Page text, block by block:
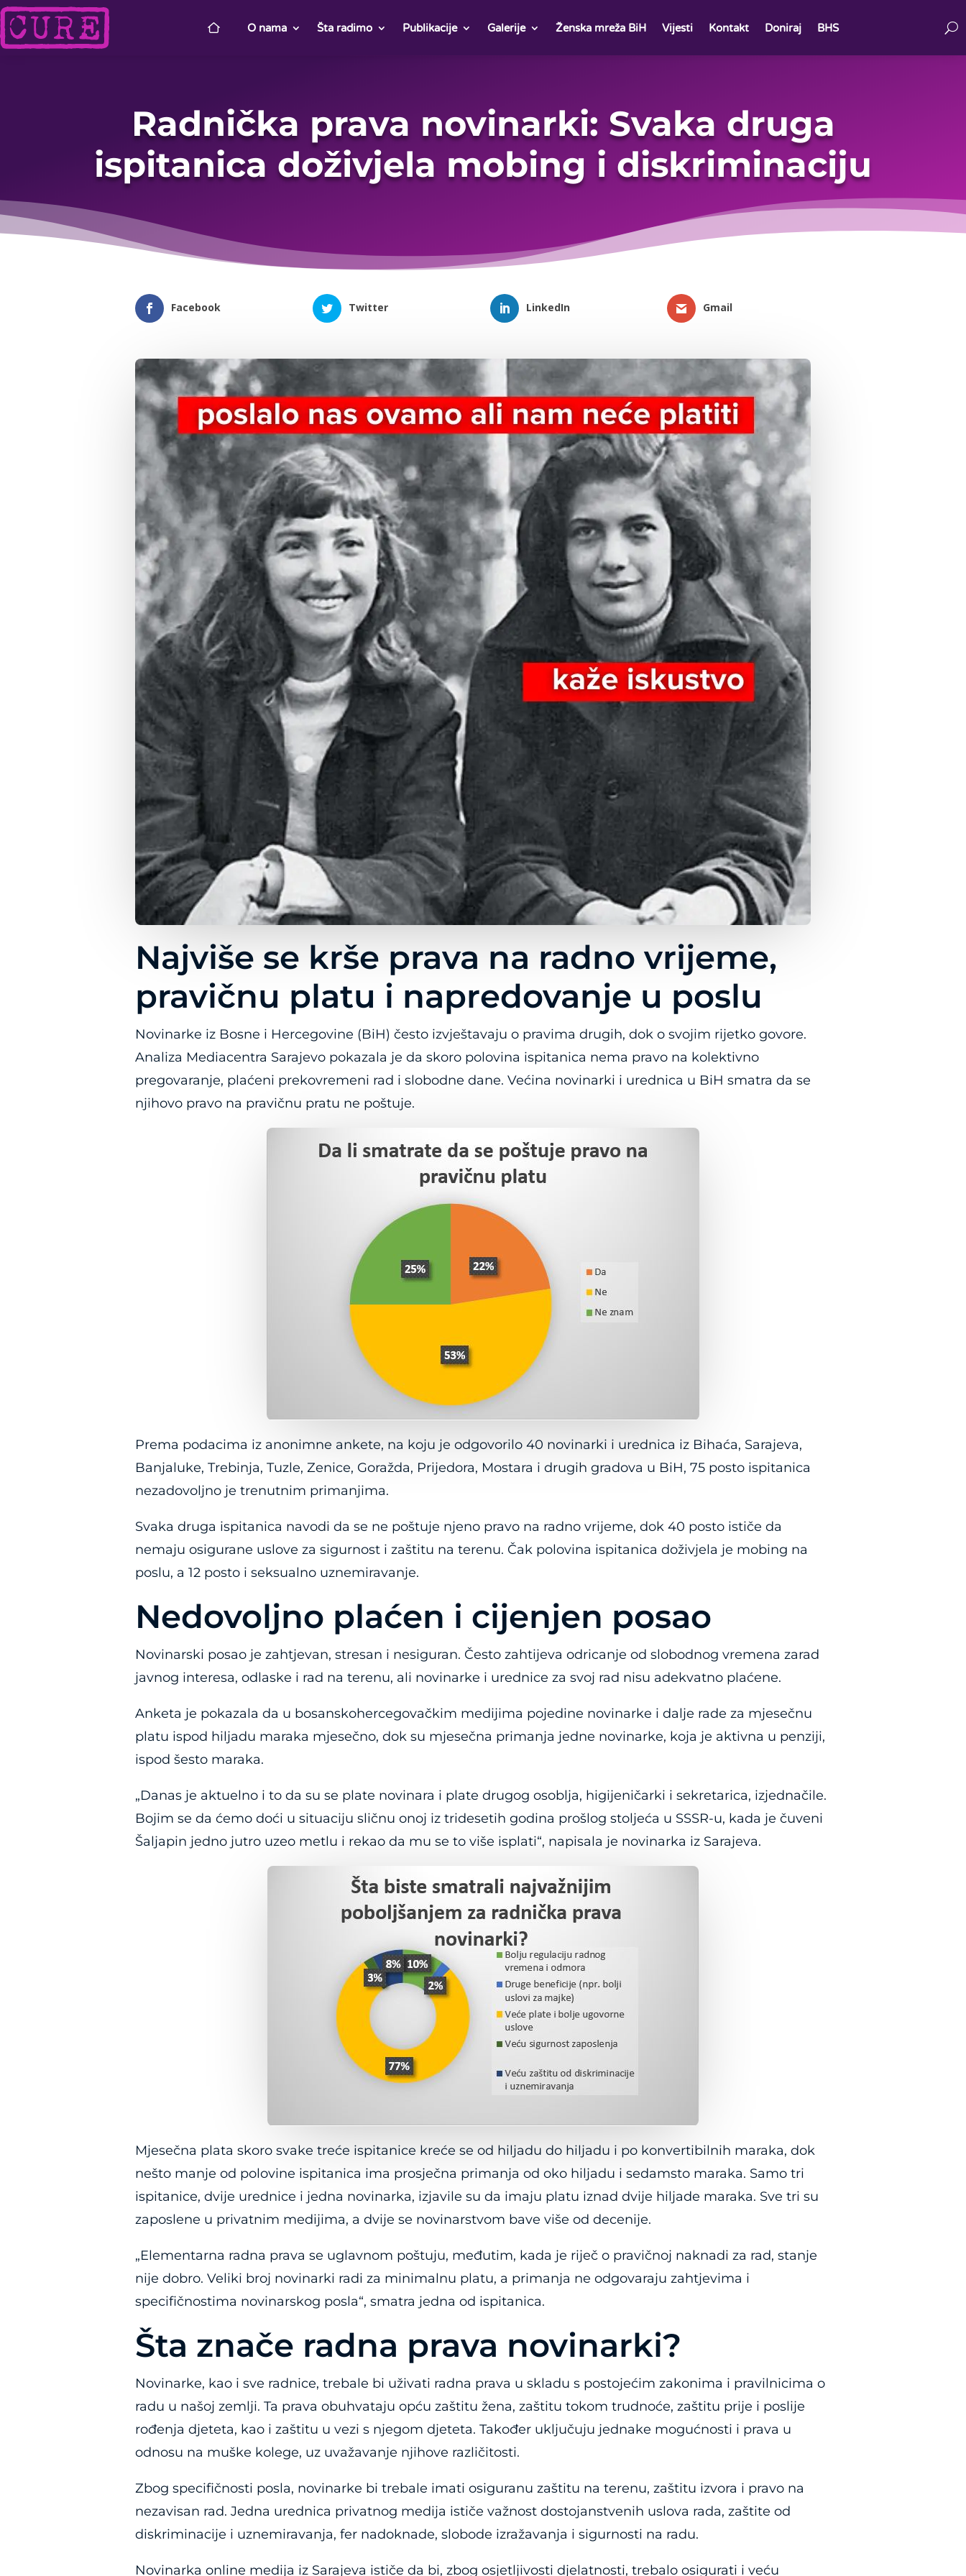
O nama Šta radimo Publikacije Galerije Ženska mreža BiH Vijesti Kontakt Doniraj BHS
Radnička prava novinarki: Svaka druga
ispitanica doživjela mobing i diskriminaciju
Facebook Twitter LinkedIn Gmail
Najviše se krše prava na radno vrijeme,
pravičnu platu i napredovanje u poslu
Novinarke iz Bosne i Hercegovine (BiH) često izvještavaju o pravima drugih, dok o svojim rijetko govore.
Analiza Mediacentra Sarajevo pokazala je da skoro polovina ispitanica nema pravo na kolektivno
pregovaranje, plaćeni prekovremeni rad i slobodne dane. Većina novinarki i urednica u BiH smatra da se
njihovo pravo na pravičnu pratu ne poštuje.
Prema podacima iz anonimne ankete, na koju je odgovorilo 40 novinarki i urednica iz Bihaća, Sarajeva,
Banjaluke, Trebinja, Tuzle, Zenice, Goražda, Prijedora, Mostara i drugih gradova u BiH, 75 posto ispitanica
nezadovoljno je trenutnim primanjima.
Svaka druga ispitanica navodi da se ne poštuje njeno pravo na radno vrijeme, dok 40 posto ističe da
nemaju osigurane uslove za sigurnost i zaštitu na terenu. Čak polovina ispitanica doživjela je mobing na
poslu, a 12 posto i seksualno uznemiravanje.
Nedovoljno plaćen i cijenjen posao
Novinarski posao je zahtjevan, stresan i nesiguran. Često zahtijeva odricanje od slobodnog vremena zarad
javnog interesa, odlaske i rad na terenu, ali novinarke i urednice za svoj rad nisu adekvatno plaćene.
Anketa je pokazala da u bosanskohercegovačkim medijima pojedine novinarke i dalje rade za mjesečnu
platu ispod hiljadu maraka mjesečno, dok su mjesečna primanja jedne novinarke, koja je aktivna u penziji,
ispod šesto maraka.
„Danas je aktuelno i to da su se plate novinara i plate drugog osoblja, higijeničarki i sekretarica, izjednačile.
Bojim se da ćemo doći u situaciju sličnu onoj iz tridesetih godina prošlog stoljeća u SSSR-u, kada je čuveni
Šaljapin jedno jutro uzeo metlu i rekao da mu se to više isplati“, napisala je novinarka iz Sarajeva.
Mjesečna plata skoro svake treće ispitanice kreće se od hiljadu do hiljadu i po konvertibilnih maraka, dok
nešto manje od polovine ispitanica ima prosječna primanja od oko hiljadu i sedamsto maraka. Samo tri
ispitanice, dvije urednice i jedna novinarka, izjavile su da imaju platu iznad dvije hiljade maraka. Sve tri su
zaposlene u privatnim medijima, a dvije se novinarstvom bave više od decenije.
„Elementarna radna prava se uglavnom poštuju, međutim, kada je riječ o pravičnoj naknadi za rad, stanje
nije dobro. Veliki broj novinarki radi za minimalnu platu, a primanja ne odgovaraju zahtjevima i
specifičnostima novinarskog posla“, smatra jedna od ispitanica.
Šta znače radna prava novinarki?
Novinarke, kao i sve radnice, trebale bi uživati radna prava u skladu s postojećim zakonima i pravilnicima o
radu u našoj zemlji. Ta prava obuhvataju opću zaštitu žena, zaštitu tokom trudnoće, zaštitu prije i poslije
rođenja djeteta, kao i zaštitu u vezi s njegom djeteta. Također uključuju jednake mogućnosti i prava u
odnosu na muške kolege, uz uvažavanje njihove različitosti.
Zbog specifičnosti posla, novinarke bi trebale imati osiguranu zaštitu na terenu, zaštitu izvora i pravo na
nezavisan rad. Jedna urednica privatnog medija ističe važnost dostojanstvenih uslova rada, zaštite od
diskriminacije i uznemiravanja, fer nadoknade, slobode izražavanja i sigurnosti na radu.
Novinarka online medija iz Sarajeva ističe da bi, zbog osjetljivosti djelatnosti, trebalo osigurati i veću